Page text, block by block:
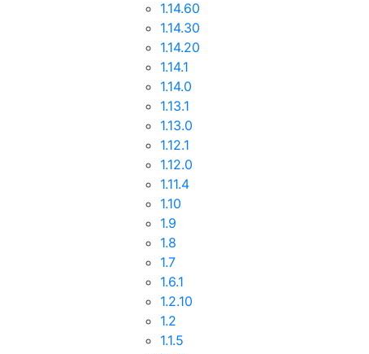
1.14.60
1.14.30
1.14.20
1.14.1
1.14.0
1.13.1
1.13.0
1.12.1
1.12.0
1.11.4
1.10
1.9
1.8
1.7
1.6.1
1.2.10
1.2
1.1.5